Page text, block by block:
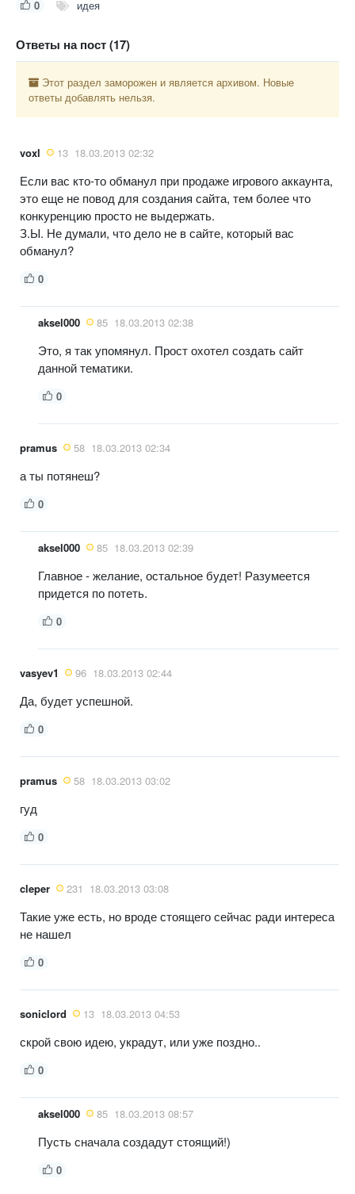
0 идея
Ответы на пост (17)
Этот раздел заморожен и является архивом. Новые
ответы добавлять нельзя.
voxl 13 18.03.2013 02:32
Если вас кто-то обманул при продаже игрового аккаунта,
это еще не повод для создания сайта, тем более что
конкуренцию просто не выдержать.
З.Ы. Не думали, что дело не в сайте, который вас
обманул?
0
aksel000 85 18.03.2013 02:38
Это, я так упомянул. Прост охотел создать сайт
данной тематики.
0
pramus 58 18.03.2013 02:34
а ты потянеш?
0
aksel000 85 18.03.2013 02:39
Главное - желание, остальное будет! Разумеется
придется по потеть.
0
vasyev1 96 18.03.2013 02:44
Да, будет успешной.
0
pramus 58 18.03.2013 03:02
гуд
0
cleper 231 18.03.2013 03:08
Такие уже есть, но вроде стоящего сейчас ради интереса
не нашел
0
soniclord 13 18.03.2013 04:53
скрой свою идею, украдут, или уже поздно..
0
aksel000 85 18.03.2013 08:57
Пусть сначала создадут стоящий!)
0